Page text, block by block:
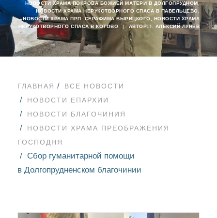
НОВОСТИ ХРАМА ПОКРОВА БОЖИЕЙ МАТЕРИ В ДОЛГОПРУДНОМ,
НОВОСТИ ХРАМА НЕРУКОТВОРНОГО СПАСА В ПАВЕЛЬЦЕВО
НОВОСТИ ХРАМА ПРП. СЕРАФИМА ВЫРИЦКОГО
НОВОСТИ ХРАМА
НЕРУКОТВОРНОГО СПАСА В КОТОВО
| АВТОР: I. АЛЕКСИЙ ЛУНЁВ
ГЛАВНАЯ
ВСЕ НОВОСТИ
НОВОСТИ ЕПАРХИИ
НОВОСТИ БЛАГОЧИНИЯ
НОВОСТИ ХРАМА ПРЕОБРАЖЕНИЯ
ГОСПОДНЯ
Сбор гуманитарной помощи
в Долгопрудненском благочинии